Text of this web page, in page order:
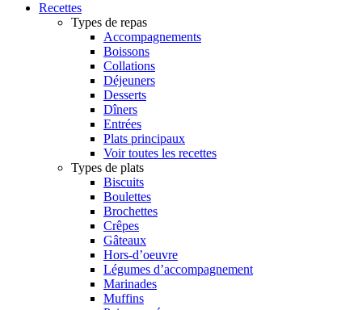
Recettes
Types de repas
Accompagnements
Boissons
Collations
Déjeuners
Desserts
Dîners
Entrées
Plats principaux
Voir toutes les recettes
Types de plats
Biscuits
Boulettes
Brochettes
Crêpes
Gâteaux
Hors-d’oeuvre
Légumes d’accompagnement
Marinades
Muffins